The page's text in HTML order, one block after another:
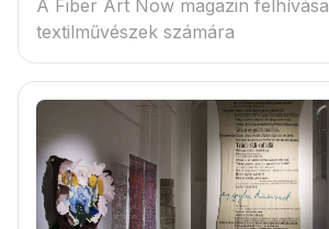
A Fiber Art Now magazin felhívása
textilművészek számára